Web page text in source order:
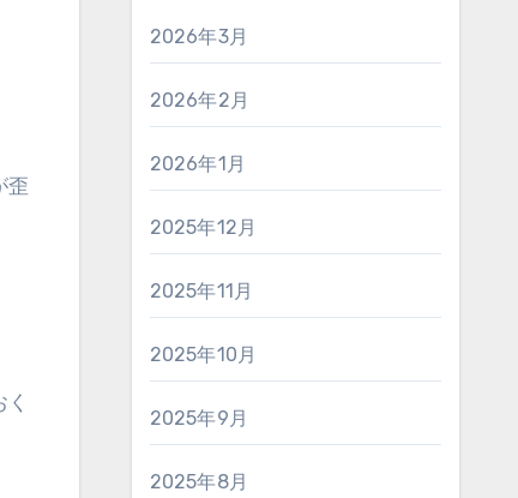
歪
2026年3月
2026年2月
2026年1月
2025年12月
2025年11月
2025年10月
2025年9月
2025年8月